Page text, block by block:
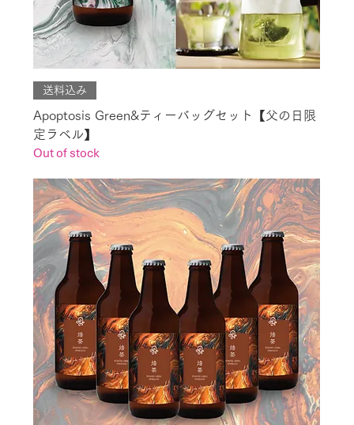
送料込み
Apoptosis Green&ティーバッグセット【父の日限
定ラベル】
Out of stock